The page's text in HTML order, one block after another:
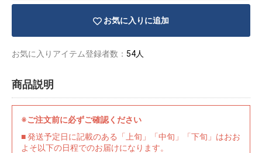
お気に入りに追加
お気に入りアイテム登録者数： 54人
商品説明
※ご注文前に必ずご確認ください
■ 発送予定日に記載のある「上旬」「中旬」「下旬」はおお
よそ以下の日程でのお届けになります。
イラストレ
ーター
ッズ